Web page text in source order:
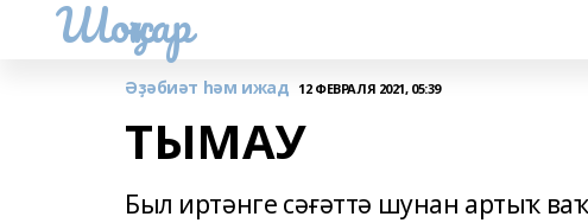
Шоңҡар
Әҙәбиәт һәм ижад 12 ФЕВРАЛЯ 2021, 05:39
ТЫМАУ
Был иртәнге сәғәттә шунан артыҡ